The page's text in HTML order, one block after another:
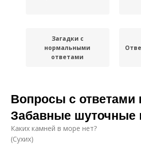
Загадки с
нормальными
ответами
Ответы для детей
Вопросы с ответами
Забавные шуточные
Каких камней в море нет?
(Сухих)